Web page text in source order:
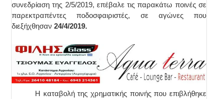
συνεδρίαση της 2/5/2019, επέβαλε τις παρακάτω ποινές σε
παρεκτραπέντες ποδοσφαιριστές, σε αγώνες που
διεξήχθησαν 24/4/2019.
Η καταβολή της χρηματικής ποινής που επιβλήθηκε